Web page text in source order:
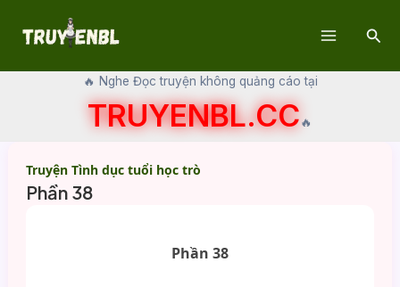
🔥 Nghe Đọc truyện không quảng cáo tại
TRUYENBL.CC🔥
Truyện Tình dục tuổi học trò
Phần 38
Phần 38